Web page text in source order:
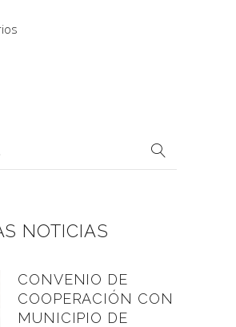
NOTICIAS
CONVENIO DE
COOPERACIÓN CON
MUNICIPIO DE